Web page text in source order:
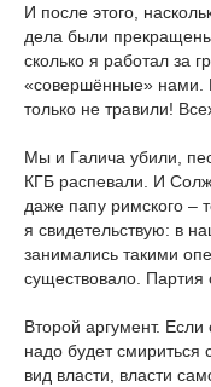
И после этого,
дела были
сколько я работал за
«совершённые» нами.
только не травили!
Мы и Галича убили,
КГБ распевали. И
даже папу римского –
я свидетельствую: в
занимались такими
существовало. Партия
Второй аргумент. Если
надо будет смириться
вид власти, власти